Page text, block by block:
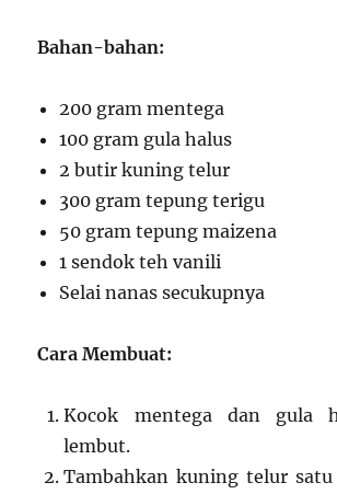
Bahan-bahan:
200 gram mentega
100 gram gula halus
2 butir kuning telur
300 gram tepung terigu
50 gram tepung maizena
1 sendok teh vanili
Selai nanas secukupnya
Cara Membuat:
Kocok mentega dan gula
lembut.
Tambahkan kuning telur